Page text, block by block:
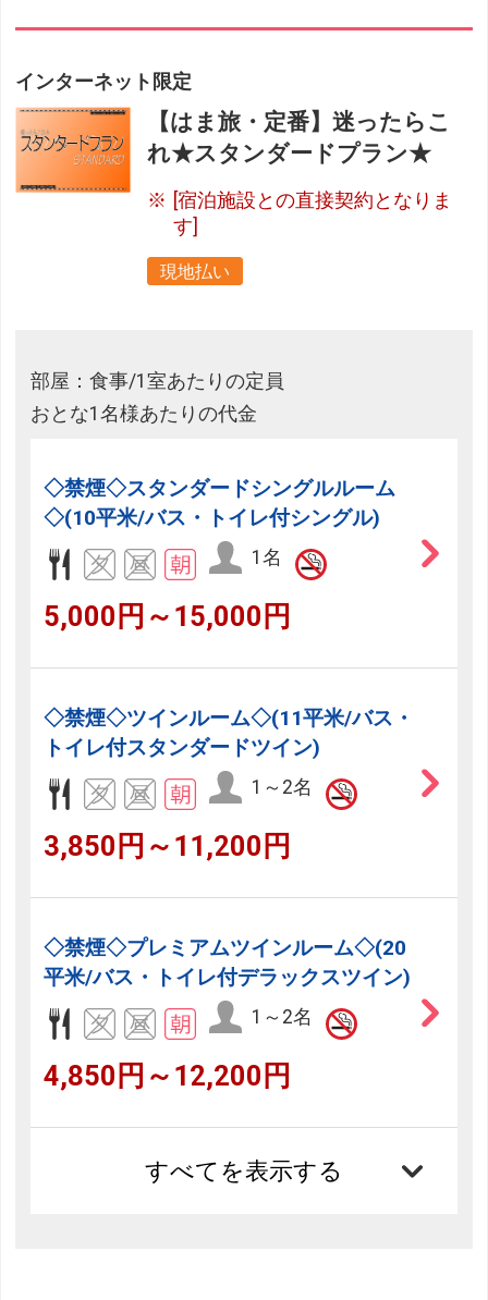
インターネット限定
【はま旅・定番】迷ったらこ
れ★スタンダードプラン★
[宿泊施設との直接契約となりま
す]
現地払い
部屋：食事/1室あたりの定員
おとな1名様あたりの代金
◇禁煙◇スタンダードシングルルーム
◇(10平米/バス・トイレ付シングル)
1名
5,000円～15,000円
◇禁煙◇ツインルーム◇(11平米/バス・
トイレ付スタンダードツイン)
1～2名
3,850円～11,200円
◇禁煙◇プレミアムツインルーム◇(20
平米/バス・トイレ付デラックスツイン)
1～2名
4,850円～12,200円
すべてを表示する